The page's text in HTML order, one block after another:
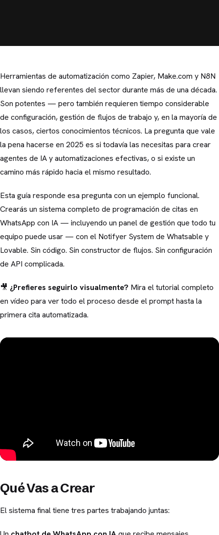
Herramientas de automatización como Zapier, Make.com y N8N
llevan siendo referentes del sector durante más de una década.
Son potentes — pero también requieren tiempo considerable
de configuración, gestión de flujos de trabajo y, en la mayoría de
los casos, ciertos conocimientos técnicos. La pregunta que vale
la pena hacerse en 2025 es si todavía las necesitas para crear
agentes de IA y automatizaciones efectivas, o si existe un
camino más rápido hacia el mismo resultado.
Esta guía responde esa pregunta con un ejemplo funcional.
Crearás un sistema completo de programación de citas en
WhatsApp con IA — incluyendo un panel de gestión que todo tu
equipo puede usar — con el Notifyer System de Whatsable y
Lovable. Sin código. Sin constructor de flujos. Sin configuración
de API complicada.
🎥 ¿Prefieres seguirlo visualmente? Mira el tutorial completo
en vídeo para ver todo el proceso desde el prompt hasta la
primera cita automatizada.
Qué Vas a Crear
El sistema final tiene tres partes trabajando juntas: